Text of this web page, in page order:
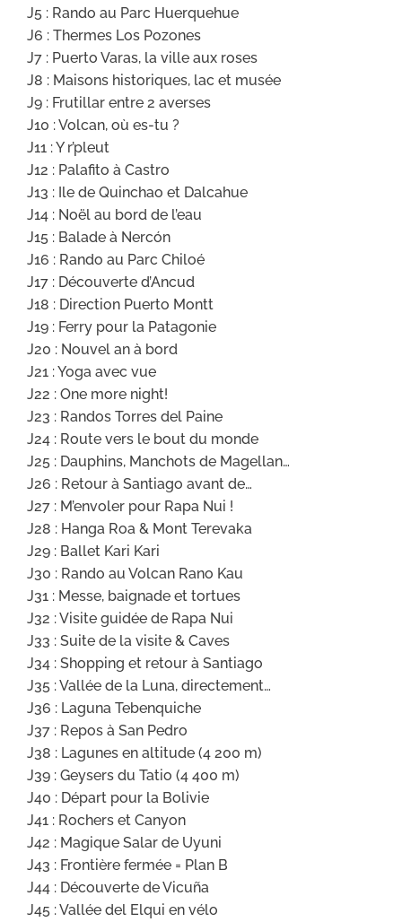
J5 : Rando au Parc Huerquehue
J6 : Thermes Los Pozones
J7 : Puerto Varas, la ville aux roses
J8 : Maisons historiques, lac et musée
J9 : Frutillar entre 2 averses
J10 : Volcan, où es-tu ?
J11 : Y r’pleut
J12 : Palafito à Castro
J13 : Ile de Quinchao et Dalcahue
J14 : Noël au bord de l’eau
J15 : Balade à Nercón
J16 : Rando au Parc Chiloé
J17 : Découverte d’Ancud
J18 : Direction Puerto Montt
J19 : Ferry pour la Patagonie
J20 : Nouvel an à bord
J21 : Yoga avec vue
J22 : One more night!
J23 : Randos Torres del Paine
J24 : Route vers le bout du monde
J25 : Dauphins, Manchots de Magellan…
J26 : Retour à Santiago avant de…
J27 : M’envoler pour Rapa Nui !
J28 : Hanga Roa & Mont Terevaka
J29 : Ballet Kari Kari
J30 : Rando au Volcan Rano Kau
J31 : Messe, baignade et tortues
J32 : Visite guidée de Rapa Nui
J33 : Suite de la visite & Caves
J34 : Shopping et retour à Santiago
J35 : Vallée de la Luna, directement…
J36 : Laguna Tebenquiche
J37 : Repos à San Pedro
J38 : Lagunes en altitude (4 200 m)
J39 : Geysers du Tatio (4 400 m)
J40 : Départ pour la Bolivie
J41 : Rochers et Canyon
J42 : Magique Salar de Uyuni
J43 : Frontière fermée = Plan B
J44 : Découverte de Vicuña
J45 : Vallée del Elqui en vélo